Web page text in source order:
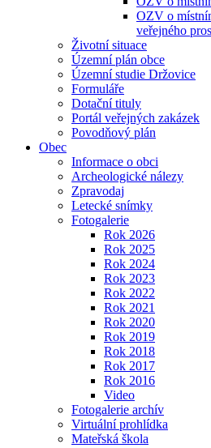
OZV o
veřejného
Životní situace
Územní plán obce
Územní studie Držovice
Formuláře
Dotační tituly
Portál veřejných zakázek
Povodňový plán
Obec
Informace o obci
Archeologické nálezy
Zpravodaj
Letecké snímky
Fotogalerie
Rok 2026
Rok 2025
Rok 2024
Rok 2023
Rok 2022
Rok 2021
Rok 2020
Rok 2019
Rok 2018
Rok 2017
Rok 2016
Video
Fotogalerie archív
Virtuální prohlídka
Mateřská škola